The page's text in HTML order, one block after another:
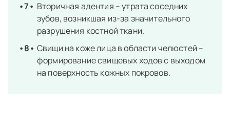
Вторичная адентия – утрата соседних
зубов, возникшая из-за значительного
разрушения костной ткани.
Свищи на коже лица в области челюстей –
формирование свищевых ходов с выходом
на поверхность кожных покровов.